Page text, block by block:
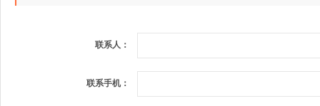
联系人：
联系手机：